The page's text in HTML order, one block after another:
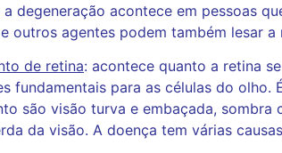
a degeneração acontece em pessoas
outros agentes podem também lesar a
de retina: acontece quanto a retina
fundamentais para as células do
são visão turva e embaçada,
da visão. A doença tem várias